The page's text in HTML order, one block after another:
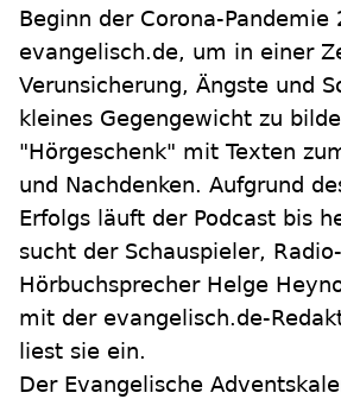
Beginn der Corona-Pandemie
evangelisch.de, um in einer
Verunsicherung, Ängste und
kleines Gegengewicht zu
"Hörgeschenk" mit Texten
und Nachdenken. Aufgrund
Erfolgs läuft der Podcast bis
sucht der Schauspieler,
Hörbuchsprecher Helge
mit der evangelisch.de-
liest sie ein.
Der Evangelische